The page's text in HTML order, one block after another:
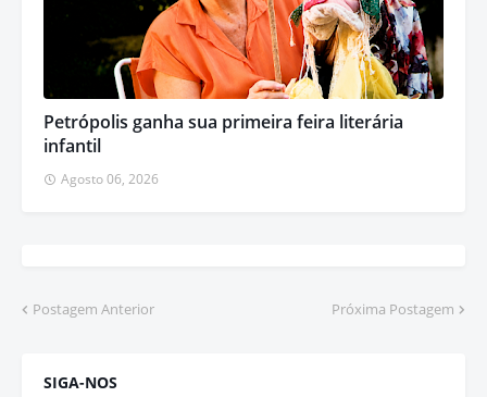
Petrópolis ganha sua primeira feira literária
infantil
Agosto 06, 2026
Postagem Anterior Próxima Postagem
SIGA-NOS